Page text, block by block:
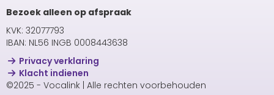
Bezoek alleen op afspraak
KVK: 32077793
IBAN: NL56 INGB 0008443638
Privacy verklaring
Klacht indienen
©2025 - Vocalink | Alle rechten voorbehouden